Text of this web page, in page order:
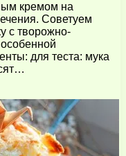
кремом на
Советуем
с творожно-
для теста: мука